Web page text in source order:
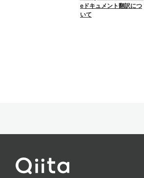
eドキュメント翻訳につ
いて